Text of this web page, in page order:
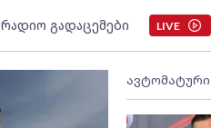
რადიო გადაცემები LIVE